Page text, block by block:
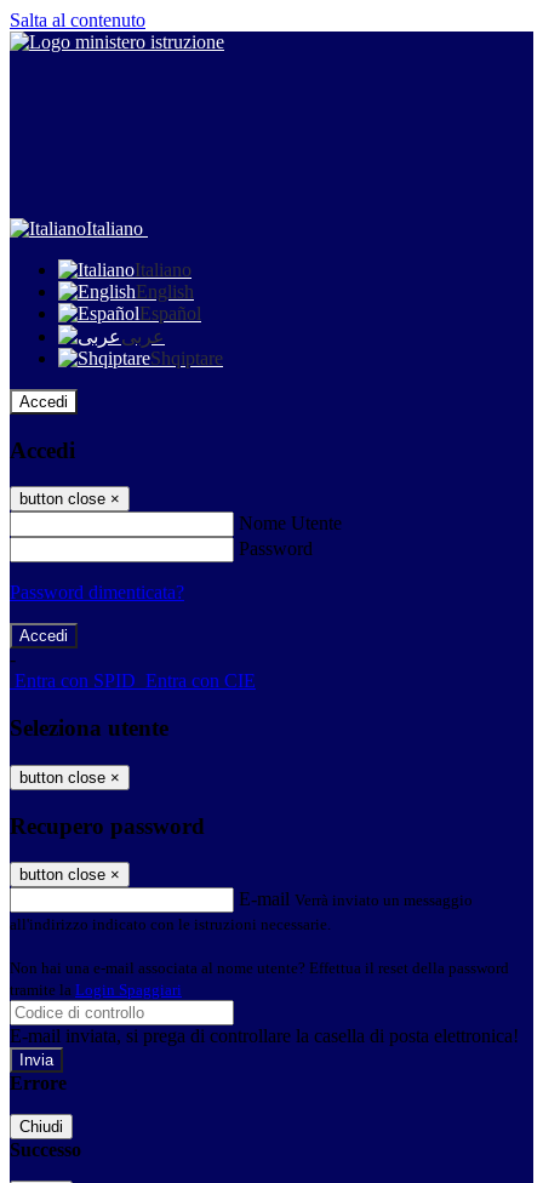
Salta al contenuto
Italiano
Italiano
English
Español
عربى
Shqiptare
Accedi
Accedi
button close ×
Nome Utente
Password
Password dimenticata?
-
Entra con SPID Entra con CIE
Seleziona utente
button close ×
Recupero password
button close ×
E-mail Verrà inviato un messaggio
all'indirizzo indicato con le istruzioni necessarie.
Non hai una e-mail associata al nome utente? Effettua il reset della password
tramite la Login Spaggiari
E-mail inviata, si prega di controllare la casella di posta elettronica!
Errore
Chiudi
Successo